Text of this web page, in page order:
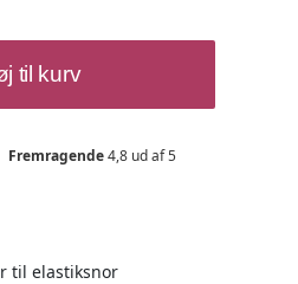
til kurv
Fremragende4,8 ud af 5
til elastiksnor